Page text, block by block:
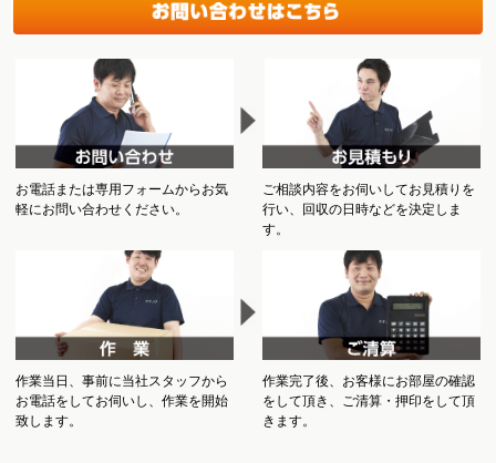
お電話または専用フォームからお気
軽にお問い合わせください。
ご相談内容をお伺いしてお見積りを
行い、回収の日時などを決定しま
す。
作業当日、事前に当社スタッフから
お電話をしてお伺いし、作業を開始
致します。
作業完了後、お客様にお部屋の確認
をして頂き、ご清算・押印をして頂
きます。